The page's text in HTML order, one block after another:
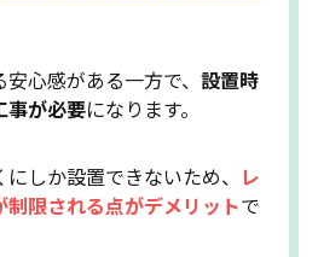
でも使えるか、安全性・衛生管理
バーに関するよくある質問
心感がある一方で、 設置時
事が必要になります。
しか設置できないため、 レ
限される点がデメリットで